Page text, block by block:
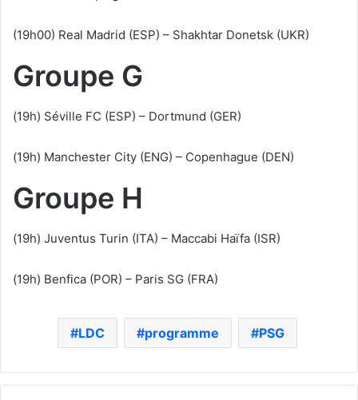
(19h00) Real Madrid (ESP) – Shakhtar Donetsk (UKR)
Groupe G
(19h) Séville FC (ESP) – Dortmund (GER)
(19h) Manchester City (ENG) – Copenhague (DEN)
Groupe H
(19h) Juventus Turin (ITA) – Maccabi Haïfa (ISR)
(19h) Benfica (POR) – Paris SG (FRA)
LDC programme PSG